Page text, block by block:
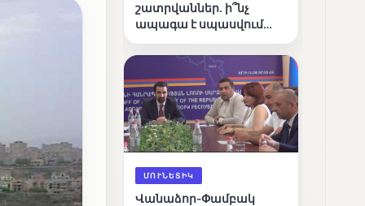
շատրվաններ. ի՞նչ
ապագա է սպասվում
լճին
ՄՈՒՆԵՏԻԿ
Վանաձոր-Փամբակ